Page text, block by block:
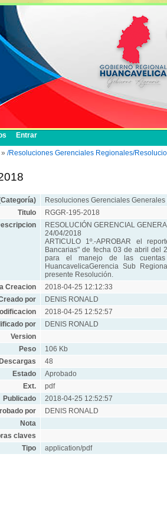
Entrar
» /Resoluciones Gerenciales Regionales/
Resoluciones Gerenciales
Titulo
RGGR-195-2018
RESOLUCIÓN GERENCIAL
24/04/2018
ARTICULO 1º.-APROBAR el
Bancarias" de fecha 03 de abril del
para el manejo de las
HuancavelicaGerencia Sub
presente Resolución.
Creacion
2018-04-25 12:12:33
por
DENIS RONALD
2018-04-25 12:52:57
por
DENIS RONALD
Version
Peso
106 Kb
48
Estado
Aprobado
Ext.
pdf
Publicado
2018-04-25 12:52:57
por
DENIS RONALD
Nota
claves
Tipo
application/pdf